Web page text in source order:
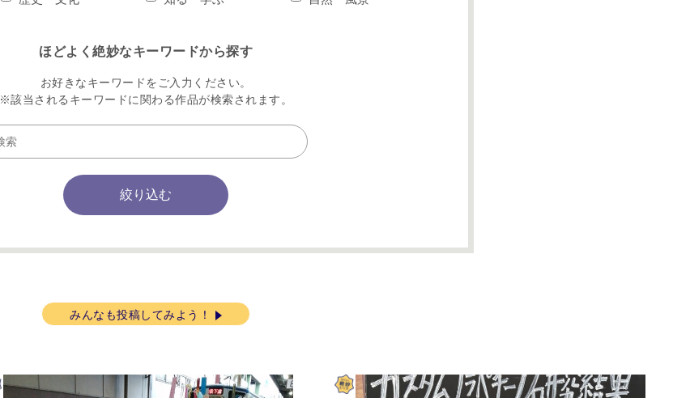
ほどよく絶妙なキーワードから探す
お好きなキーワードをご入力ください。
※該当されるキーワードに関わる作品が検索されます。
みんなも投稿してみよう！